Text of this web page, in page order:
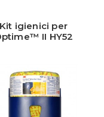
Kit igienici per
II HY52